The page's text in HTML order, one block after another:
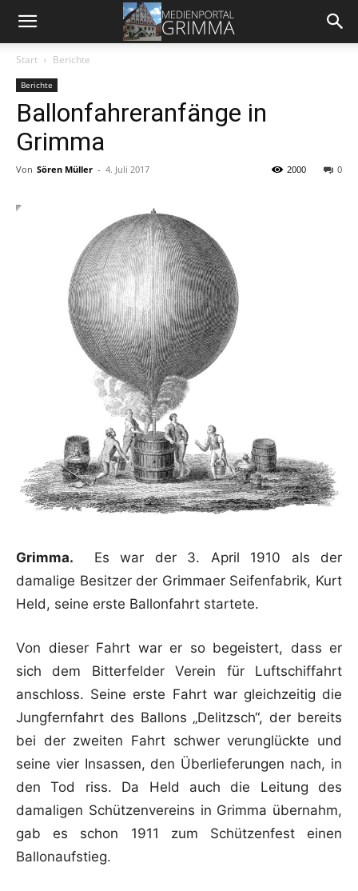
Start Berichte
Berichte
Ballonfahreranfänge in
Grimma
Von Sören Müller - 4. Juli 2017 0
2000
Grimma.
Es war der 3. April 1910 als der
damalige Besitzer der Grimmaer Seifenfabrik, Kurt
Held, seine erste Ballonfahrt startete.
Von dieser Fahrt war er so begeistert, dass er
sich dem Bitterfelder Verein für Luftschiffahrt
anschloss. Seine erste Fahrt war gleichzeitig die
Jungfernfahrt des Ballons „Delitzsch“, der bereits
bei der zweiten Fahrt schwer verunglückte und
seine vier Insassen, den Überlieferungen nach, in
den Tod riss. Da Held auch die Leitung des
damaligen Schützenvereins in Grimma übernahm,
gab es schon 1911 zum Schützenfest einen
Ballonaufstieg.